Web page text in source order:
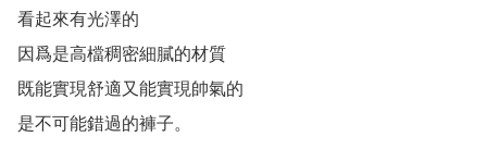
看起來有光澤的
因爲是高檔稠密細膩的材質
既能實現舒適又能實現帥氣的
是不可能錯過的褲子。